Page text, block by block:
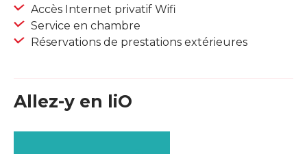
Accès Internet privatif Wifi
Service en chambre
Réservations de prestations extérieures
Allez-y en liO